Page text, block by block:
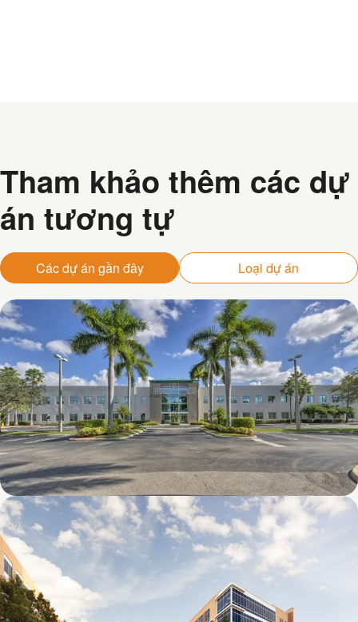
Tham khảo thêm các dự
án tương tự
Các dự án gần đây Loại dự án
8600 NW 17th Street (FL)